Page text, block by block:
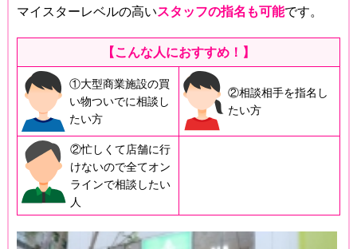
マイスターレベルの高いスタッフの指名も可能です。
【こんな人におすすめ！】
①大型商業施設の買
い物ついでに相談し
たい方
②相談相手を指名し
たい方
②忙しくて店舗に行
けないので全てオン
ラインで相談したい
人